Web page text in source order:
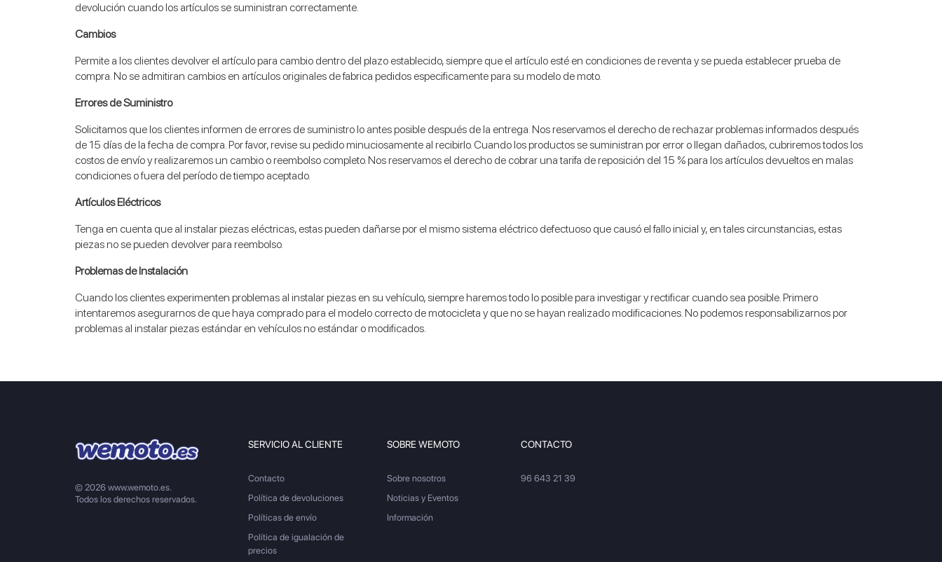
devolución cuando los artículos se suministran correctamente.
Cambios
Permite a los clientes devolver el artículo para cambio dentro del plazo establecido, siempre que el artículo esté en condiciones de reventa y se pueda establecer prueba de
compra. No se admitiran cambios en artículos originales de fabrica pedidos especificamente para su modelo de moto.
Errores de Suministro
Solicitamos que los clientes informen de errores de suministro lo antes posible después de la entrega. Nos reservamos el derecho de rechazar problemas informados después
de 15 días de la fecha de compra. Por favor, revise su pedido minuciosamente al recibirlo. Cuando los productos se suministran por error o llegan dañados, cubriremos todos los
costos de envío y realizaremos un cambio o reembolso completo. Nos reservamos el derecho de cobrar una tarifa de reposición del 15 % para los artículos devueltos en malas
condiciones o fuera del período de tiempo aceptado.
Artículos Eléctricos
Tenga en cuenta que al instalar piezas eléctricas, estas pueden dañarse por el mismo sistema eléctrico defectuoso que causó el fallo inicial y, en tales circunstancias, estas
piezas no se pueden devolver para reembolso.
Problemas de Instalación
Cuando los clientes experimenten problemas al instalar piezas en su vehículo, siempre haremos todo lo posible para investigar y rectificar cuando sea posible. Primero
intentaremos asegurarnos de que haya comprado para el modelo correcto de motocicleta y que no se hayan realizado modificaciones. No podemos responsabilizarnos por
problemas al instalar piezas estándar en vehículos no estándar o modificados.
© 2026 www.wemoto.es.
Todos los derechos reservados.
SERVICIO AL CLIENTE
Contacto
Política de devoluciones
Políticas de envío
Política de igualación de
precios
SOBRE WEMOTO
Sobre nosotros
Noticias y Eventos
Información
CONTACTO
96 643 21 39